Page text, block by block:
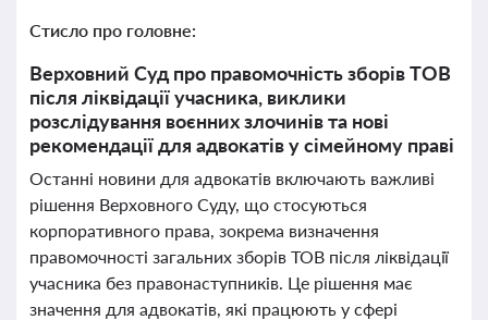
Стисло про головне:
Верховний Суд про правомочність зборів ТОВ
після ліквідації учасника, виклики
розслідування воєнних злочинів та нові
рекомендації для адвокатів у сімейному праві
Останні новини для адвокатів включають важливі
рішення Верховного Суду, що стосуються
корпоративного права, зокрема визначення
правомочності загальних зборів ТОВ після ліквідації
учасника без правонаступників. Це рішення має
значення для адвокатів, які працюють у сфері